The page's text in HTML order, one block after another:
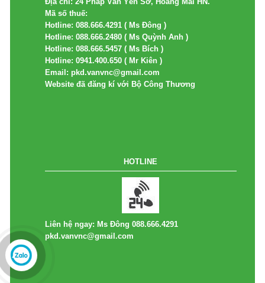
Mã số thuế:
Hotline: 088.666.4291 ( Ms Đông )
Hotline: 088.666.2480 ( Ms Quỳnh Anh )
Hotline: 088.666.5457 ( Ms Bích )
Hotline: 0941.400.650 ( Mr Kiên )
Email: pkd.vanvnc@gmail.com
Website đã đăng kí với Bộ Công Thương
HOTLINE
Liên hệ ngay: Ms Đông 088.666.4291
pkd.vanvnc@gmail.com